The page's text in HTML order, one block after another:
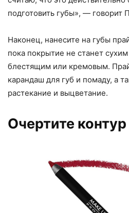
подготовить губы», — говорит
Наконец, нанесите на губы
пока покрытие не станет
блестящим или кремовым.
карандаш для губ и помаду, а
растекание и выцветание.
Очертите контур